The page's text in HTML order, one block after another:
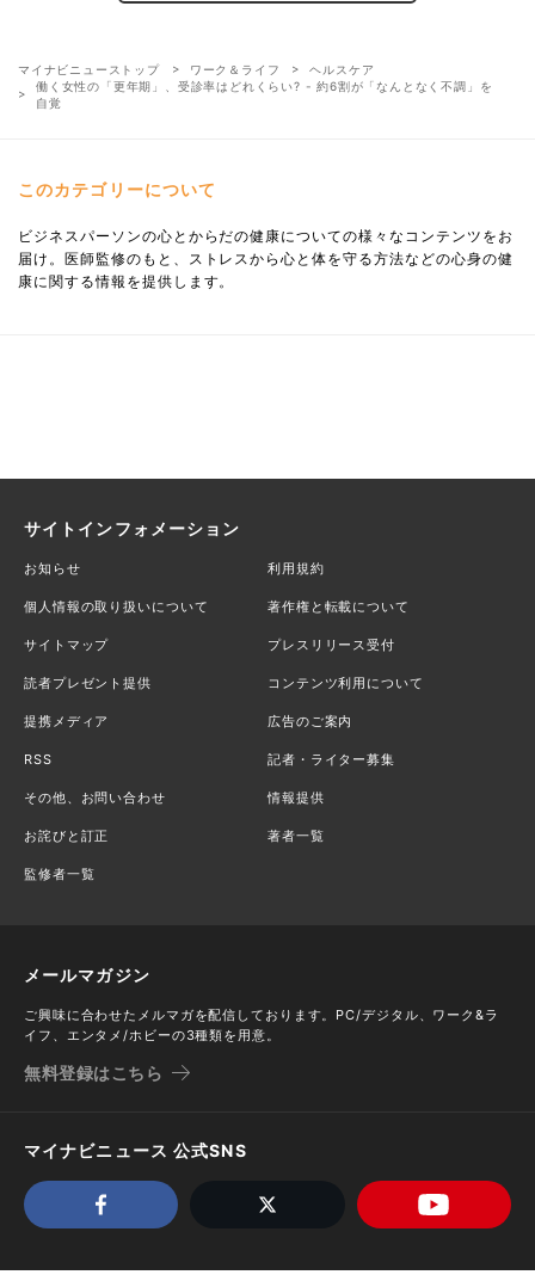
マイナビニューストップ ワーク＆ライフ
ヘルスケア
働く女性の「更年期」、受診率はどれくらい? - 約6割が「なんとなく不調」を
自覚
このカテゴリーについて
ビジネスパーソンの心とからだの健康についての様々なコンテンツをお
届け。医師監修のもと、ストレスから心と体を守る方法などの心身の健
康に関する情報を提供します。
サイトインフォメーション
お知らせ 利用規約
個人情報の取り扱いについて 著作権と転載について
サイトマップ プレスリリース受付
読者プレゼント提供 コンテンツ利用について
提携メディア 広告のご案内
RSS 記者・ライター募集
その他、お問い合わせ 情報提供
お詫びと訂正 著者一覧
監修者一覧
メールマガジン
ご興味に合わせたメルマガを配信しております。PC/デジタル、ワーク&ラ
イフ、エンタメ/ホビーの3種類を用意。
無料登録はこちら
マイナビニュース 公式SNS